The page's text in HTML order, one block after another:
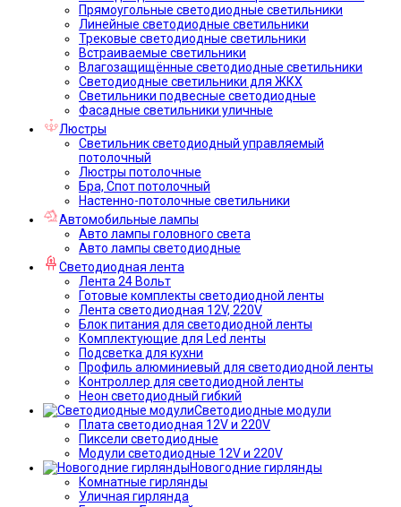
Прямоугольные светодиодные светильники
Линейные светодиодные светильники
Трековые светодиодные светильники
Встраиваемые светильники
Влагозащищённые светодиодные светильники
Светодиодные светильники для ЖКХ
Светильники подвесные светодиодные
Фасадные светильники уличные
Люстры
Светильник светодиодный управляемый
потолочный
Люстры потолочные
Бра, Спот потолочный
Настенно-потолочные светильники
Автомобильные лампы
Авто лампы головного света
Авто лампы светодиодные
Светодиодная лента
Лента 24 Вольт
Готовые комплекты светодиодной ленты
Лента светодиодная 12V, 220V
Блок питания для светодиодной ленты
Комплектующие для Led ленты
Подсветка для кухни
Профиль алюминиевый для светодиодной ленты
Контроллер для светодиодной ленты
Неон светодиодный гибкий
Светодиодные модули
Плата светодиодная 12V и 220V
Пиксели светодиодные
Модули светодиодные 12V и 220V
Новогодние гирлянды
Комнатные гирлянды
Уличная гирлянда